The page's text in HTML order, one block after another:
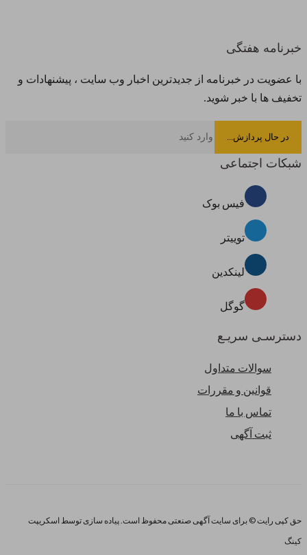
خبرنامه هفتگی
با عضویت در خبرنامه از جدیدترین اخبار وب سایت ، پیشنهادات و
تخفیف ها با خبر شوید.
شبکات اجتماعی
فیس بوک
توییتر
لینکدین
گوگل
دسترسـی سریـع
سوالات متداول
قوانین و مقررات
تماس با ما
ثبت آگهی
حق کپی رایت © برای سایت آگهی صنعتی محفوظ است. پیاده سازی توسط اسکریپت
کینگ